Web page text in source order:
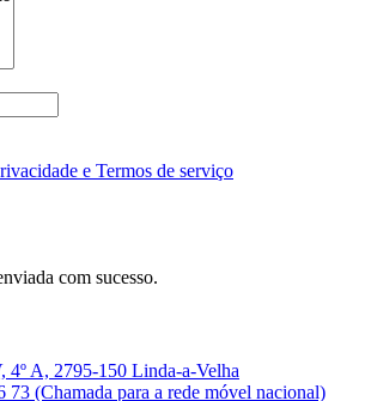
e Termos de serviço
com sucesso.
4º A, 2795-150 Linda-a-Velha
73 (Chamada para a rede móvel nacional)